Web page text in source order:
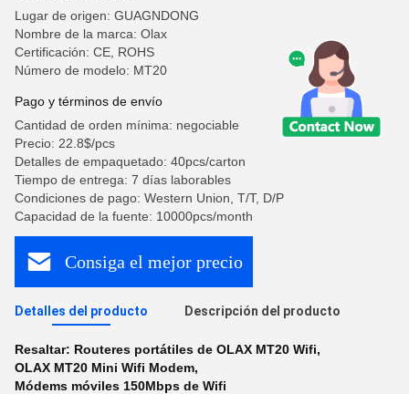
Lugar de origen: GUAGNDONG
Nombre de la marca: Olax
Certificación: CE, ROHS
Número de modelo: MT20
Pago y términos de envío
Cantidad de orden mínima: negociable
Precio: 22.8$/pcs
Detalles de empaquetado: 40pcs/carton
Tiempo de entrega: 7 días laborables
Condiciones de pago: Western Union, T/T, D/P
Capacidad de la fuente: 10000pcs/month
Consiga el mejor precio
Detalles del producto Descripción del producto
Resaltar: Routeres portátiles de OLAX MT20 Wifi,
OLAX MT20 Mini Wifi Modem,
Módems móviles 150Mbps de Wifi